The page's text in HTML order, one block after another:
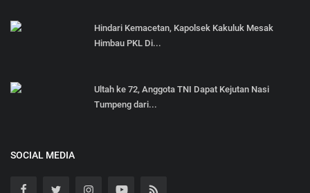
Hindari Kemacetan, Kapolsek Kakuluk Mesak
Himbau PKL Di...
Ultah ke 72, Anggota TNI Dapat Kejutan Nasi
Tumpeng dari...
SOCIAL MEDIA